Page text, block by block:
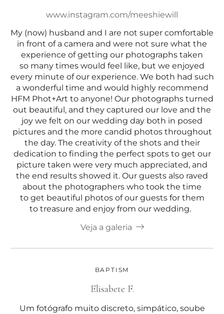
www.instagram.com/meeshiewill
My (now) husband and I are not super comfortable
in front of a camera and were not sure what the
experience of getting our photographs taken
so many times would feel like, but we enjoyed
every minute of our experience. We both had such
a wonderful time and would highly recommend
HFM Phot+Art to anyone! Our photographs turned
out beautiful, and they captured our love and the
joy we felt on our wedding day both in posed
pictures and the more candid photos throughout
the day. The creativity of the shots and their
dedication to finding the perfect spots to get our
picture taken were very much appreciated, and
the end results showed it. Our guests also raved
about the photographers who took the time
to get beautiful photos of our guests for them
to treasure and enjoy from our wedding.
Veja a galeria
BAPTISM
Elisabete F.
Um fotógrafo muito discreto, simpático, soube